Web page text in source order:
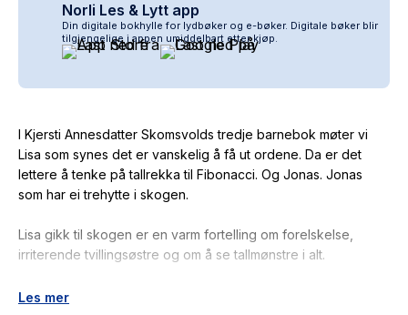
Norli Les & Lytt app
Din digitale bokhylle for lydbøker og e-bøker. Digitale bøker blir
tilgjengelige i appen umiddelbart etter kjøp.
I Kjersti Annesdatter Skomsvolds tredje barnebok møter vi
Lisa som synes det er vanskelig å få ut ordene. Da er det
lettere å tenke på tallrekka til Fibonacci. Og Jonas. Jonas
som har ei trehytte i skogen.
Lisa gikk til skogen er en varm fortelling om forelskelse,
irriterende tvillingsøstre og om å se tallmønstre i alt.
«Ikke alle barn liker leven og latter. Det minner Kjersti
Les mer